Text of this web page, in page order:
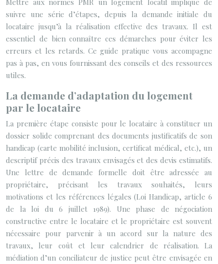
Mettre aux normes PMR un logement locatif implique de
suivre une série d’étapes, depuis la demande initiale du
locataire jusqu’à la réalisation effective des travaux. Il est
essentiel de bien connaître ces démarches pour éviter les
erreurs et les retards. Ce guide pratique vous accompagne
pas à pas, en vous fournissant des conseils et des ressources
utiles.
La demande d’adaptation du logement
par le locataire
La première étape consiste pour le locataire à constituer un
dossier solide comprenant des documents justificatifs de son
handicap (carte mobilité inclusion, certificat médical, etc.), un
descriptif précis des travaux envisagés et des devis estimatifs.
Une lettre de demande formelle doit être adressée au
propriétaire, précisant les travaux souhaités, leurs
motivations et les références légales (Loi Handicap, article 6
de la loi du 6 juillet 1989). Une phase de négociation
constructive entre le locataire et le propriétaire est souvent
nécessaire pour parvenir à un accord sur la nature des
travaux, leur coût et leur calendrier de réalisation. La
médiation d’un conciliateur de justice peut être envisagée en